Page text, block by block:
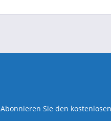
Abonnieren Sie den